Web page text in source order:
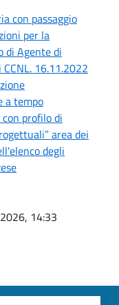
con passaggio
per la
di Agente di
16.11.2022
a tempo
profilo di
area dei
degli
14:33